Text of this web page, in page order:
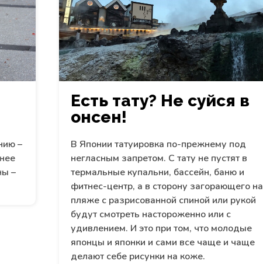
–
–
Есть тату? Не суйся в
онсен!
В Японии татуировка по-прежнему под
негласным запретом. С тату не пустят в
термальные купальни, бассейн, баню и
фитнес-центр, а в сторону загорающего на
пляже с разрисованной спиной или рукой
будут смотреть настороженно или с
удивлением. И это при том, что молодые
японцы и японки и сами все чаще и чаще
делают себе рисунки на коже.